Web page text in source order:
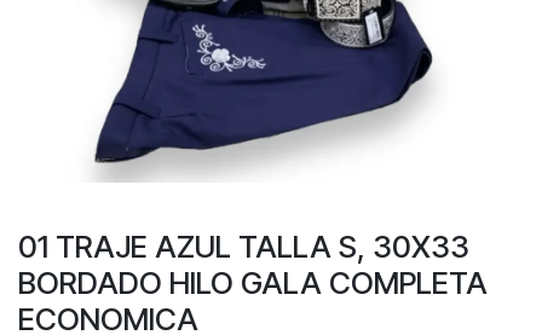
01 TRAJE AZUL TALLA S, 30X33
BORDADO HILO GALA COMPLETA
ECONOMICA